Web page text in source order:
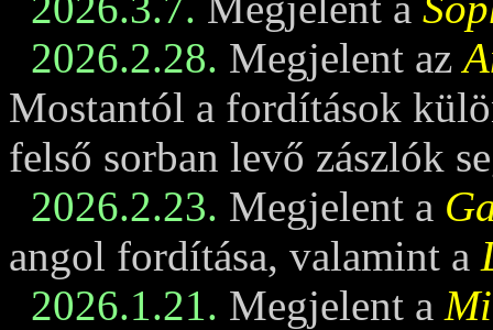
2026.2.28. Megjelent az
Mostantól a fordítások
felső sorban levő zászlók
2026.2.23. Megjelent a
angol fordítása, valamint a
2026.1.21. Megjelent a